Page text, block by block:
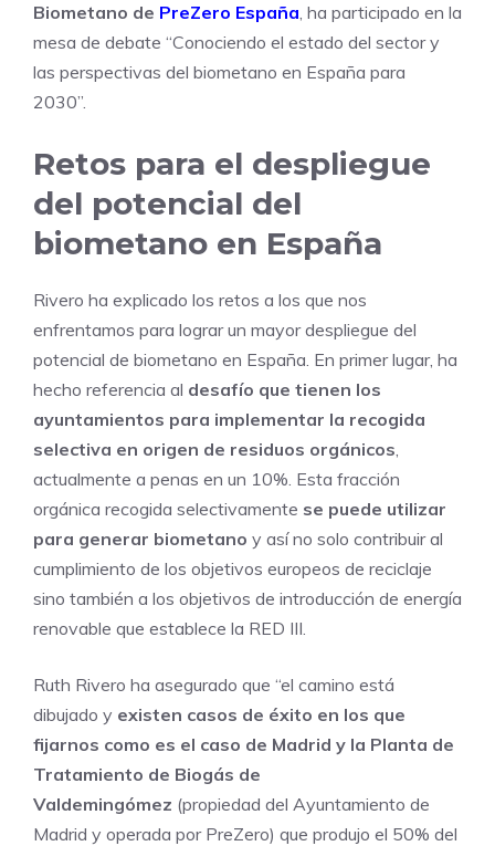
Biometano de PreZero España, ha participado en la
mesa de debate “Conociendo el estado del sector y
las perspectivas del biometano en España para
2030”.
Retos para el despliegue
del potencial del
biometano en España
Rivero ha explicado los retos a los que nos
enfrentamos para lograr un mayor despliegue del
potencial de biometano en España. En primer lugar, ha
hecho referencia al desafío que tienen los
ayuntamientos para implementar la recogida
selectiva en origen de residuos orgánicos,
actualmente a penas en un 10%. Esta fracción
orgánica recogida selectivamente se puede utilizar
para generar biometano y así no solo contribuir al
cumplimiento de los objetivos europeos de reciclaje
sino también a los objetivos de introducción de energía
renovable que establece la RED III.
Ruth Rivero ha asegurado que “el camino está
dibujado y existen casos de éxito en los que
fijarnos como es el caso de Madrid y la Planta de
Tratamiento de Biogás de
Valdemingómez (propiedad del Ayuntamiento de
Madrid y operada por PreZero) que produjo el 50% del